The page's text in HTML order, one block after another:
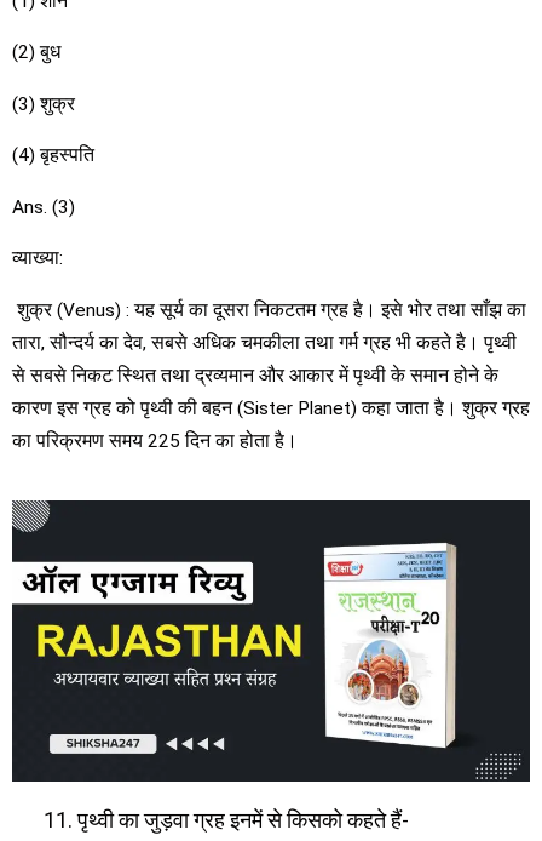
(2) बुध
(3) शुक्र
(4) बृहस्पति
Ans. (3)
व्याख्या:
शुक्र (Venus) : यह सूर्य का दूसरा निकटतम ग्रह है। इसे भोर तथा साँझ का
तारा, सौन्दर्य का देव, सबसे अधिक चमकीला तथा गर्म ग्रह भी कहते है। पृथ्वी
से सबसे निकट स्थित तथा द्रव्यमान और आकार में पृथ्वी के समान होने के
कारण इस ग्रह को पृथ्वी की बहन (Sister Planet) कहा जाता है। शुक्र ग्रह
का परिक्रमण समय 225 दिन का होता है।
पृथ्वी का जुड़वा ग्रह इनमें से किसको कहते हैं-